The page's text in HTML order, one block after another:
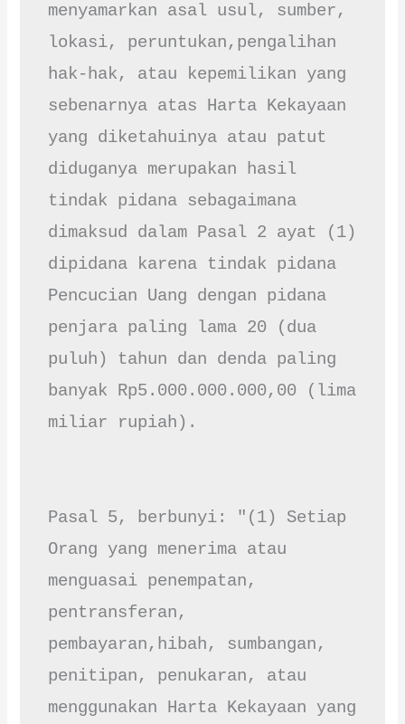
menyamarkan asal usul, sumber,
lokasi, peruntukan,pengalihan
hak-hak, atau kepemilikan yang
sebenarnya atas Harta Kekayaan
yang diketahuinya atau patut
diduganya merupakan hasil
tindak pidana sebagaimana
dimaksud dalam Pasal 2 ayat (1)
dipidana karena tindak pidana
Pencucian Uang dengan pidana
penjara paling lama 20 (dua
puluh) tahun dan denda paling
banyak Rp5.000.000.000,00 (lima
miliar rupiah).
Pasal 5, berbunyi: "(1) Setiap
Orang yang menerima atau
menguasai penempatan,
pentransferan,
pembayaran,hibah, sumbangan,
penitipan, penukaran, atau
menggunakan Harta Kekayaan yang